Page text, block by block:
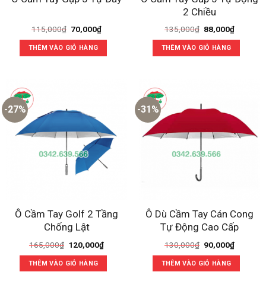
115,000₫ Giá
gốc
là:
115,000₫.
70,000₫Giá
70,000₫.
THÊM VÀO GIỎ HÀNG
2 Chiều
135,000₫ Giá
gốc
là:
135,000₫.
88,000₫Giá
88,000₫.
THÊM VÀO GIỎ HÀNG
-27%
Ô Cầm Tay Golf 2 Tầng
Chống Lật
165,000₫ Giá
là:
165,000₫.
120,000₫Giá
THÊM VÀO GIỎ HÀNG
-31%
Ô Dù Cầm Tay Cán Cong
Tự Động Cao Cấp
130,000₫ Giá
gốc
là:
130,000₫.
90,000₫Giá
THÊM VÀO GIỎ HÀNG